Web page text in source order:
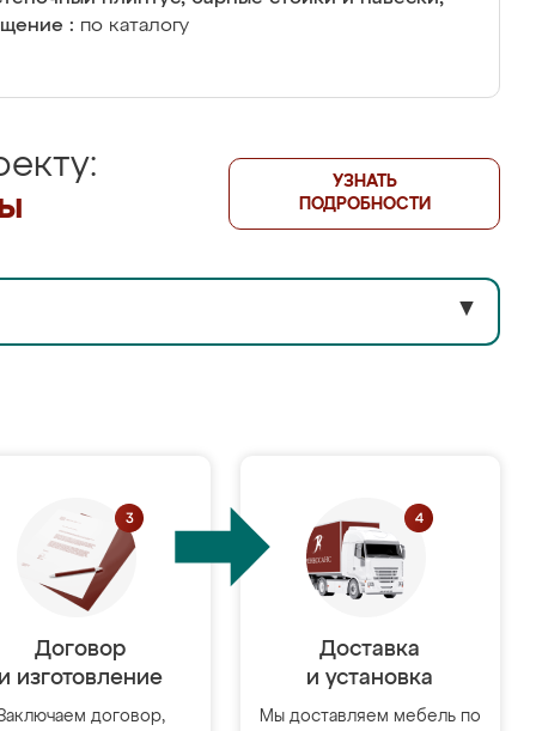
: по каталогу
УЗНАТЬ
ПОДРОБНОСТИ
▼
Договор
изготовление
договор,
Доставка
и установка
Мы доставляем мебель по